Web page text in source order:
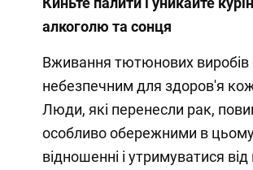
алкоголю та сонця
Вживання тютюнових виробів
небезпечним для здоров'я
Люди, які перенесли рак,
особливо обережними в
відношенні і утримуватися від